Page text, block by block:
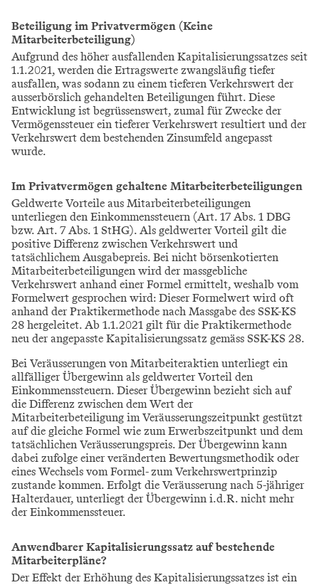
Beteiligung im Privatvermögen (Keine
Mitarbeiterbeteiligung)
Aufgrund des höher ausfallenden Kapitalisierungssatzes seit
1.1.2021, werden die Ertragswerte zwangsläufig tiefer
ausfallen, was sodann zu einem tieferen Verkehrswert der
ausserbörslich gehandelten Beteiligungen führt. Diese
Entwicklung ist begrüssenswert, zumal für Zwecke der
Vermögenssteuer ein tieferer Verkehrswert resultiert und der
Verkehrswert dem bestehenden Zinsumfeld angepasst
wurde.
Im Privatvermögen gehaltene Mitarbeiterbeteiligungen
Geldwerte Vorteile aus Mitarbeiterbeteiligungen
unterliegen den Einkommenssteuern (Art. 17 Abs. 1 DBG
bzw. Art. 7 Abs. 1 StHG). Als geldwerter Vorteil gilt die
positive Differenz zwischen Verkehrswert und
tatsächlichem Ausgabepreis. Bei nicht börsenkotierten
Mitarbeiterbeteiligungen wird der massgebliche
Verkehrswert anhand einer Formel ermittelt, weshalb vom
Formelwert gesprochen wird: Dieser Formelwert wird oft
anhand der Praktikermethode nach Massgabe des SSK-KS
28 hergeleitet. Ab 1.1.2021 gilt für die Praktikermethode
neu der angepasste Kapitalisierungssatz gemäss SSK-KS 28.
Bei Veräusserungen von Mitarbeiteraktien unterliegt ein
allfälliger Übergewinn als geldwerter Vorteil den
Einkommenssteuern. Dieser Übergewinn bezieht sich auf
die Differenz zwischen dem Wert der
Mitarbeiterbeteiligung im Veräusserungszeitpunkt gestützt
auf die gleiche Formel wie zum Erwerbszeitpunkt und dem
tatsächlichen Veräusserungspreis. Der Übergewinn kann
dabei zufolge einer veränderten Bewertungsmethodik oder
eines Wechsels vom Formel- zum Verkehrswertprinzip
zustande kommen. Erfolgt die Veräusserung nach 5-jähriger
Halterdauer, unterliegt der Übergewinn i.d.R. nicht mehr
der Einkommenssteuer.
Anwendbarer Kapitalisierungssatz auf bestehende
Mitarbeiterpläne?
Der Effekt der Erhöhung des Kapitalisierungssatzes ist ein